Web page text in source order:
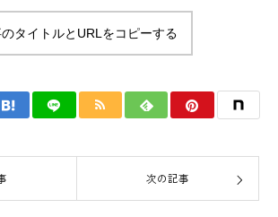
タイトルとURLをコピーする
次の記事